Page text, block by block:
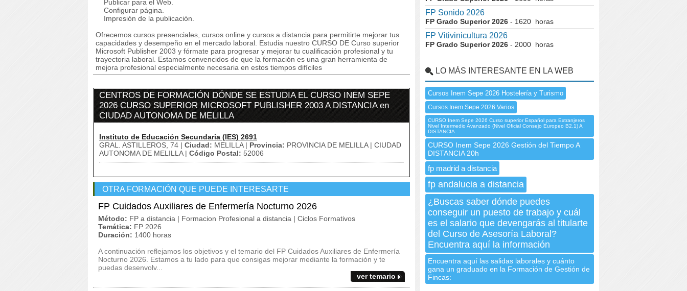
Publicar para el Web.
Configurar página.
Impresión de la publicación.
Ofrecemos cursos presenciales, cursos online y cursos a distancia para permitirte mejorar tus
capacidades y desempeño en el mercado laboral. Estudia nuestro CURSO DE Curso superior
Microsoft Publisher 2003 y fórmate para progresar y mejorar tu cualificación profesional y tu
trayectoria laboral. Estamos convencidos de que la formación es una gran herramienta de
mejora profesional especialmente necesaria en estos tiempos difíciles
CENTROS DE FORMACIÓN DÓNDE SE ESTUDIA EL CURSO INEM SEPE
2026 CURSO SUPERIOR MICROSOFT PUBLISHER 2003 A DISTANCIA en
CIUDAD AUTONOMA DE MELILLA
Instituto de Educación Secundaria (IES) 2691
GRAL. ASTILLEROS, 74 | Ciudad: MELILLA | Provincia: PROVINCIA DE MELILLA | CIUDAD
AUTONOMA DE MELILLA | Código Postal: 52006
OTRA FORMACIÓN QUE PUEDE INTERESARTE
FP Cuidados Auxiliares de Enfermería Nocturno 2026
Método: FP a distancia | Formacion Profesional a distancia | Ciclos Formativos
Temática: FP 2026
Duración: 1400 horas
A continuación reflejamos los objetivos y el temario del FP Cuidados Auxiliares de Enfermería
Nocturno 2026. Estamos a tu lado para que consigas mejorar mediante la formación y te
puedas desenvolv...
ver temario
FP Sonido 2026
FP Grado Superior 2026 - 1620 horas
FP Vitivinicultura 2026
FP Grado Superior 2026 - 2000 horas
LO MÁS INTERESANTE EN LA WEB
Cursos Inem Sepe 2026 Hostelería y Turismo
Cursos Inem Sepe 2026 Varios
CURSO Inem Sepe 2026 Curso superior Español para Extranjeros
Nivel Intermedio Avanzado (Nivel Oficial Consejo Europeo B2.1) A
DISTANCIA
CURSO Inem Sepe 2026 Gestión del Tiempo A
DISTANCIA 20h
fp madrid a distancia
fp andalucia a distancia
¿Buscas saber dónde puedes
conseguir un puesto de trabajo y cuál
es el salario que devengarás al titularte
del Curso de Asesoría Laboral?
Encuentra aquí la información
Encuentra aquí las salidas laborales y cuánto
gana un graduado en la Formación de Gestión de
Fincas: